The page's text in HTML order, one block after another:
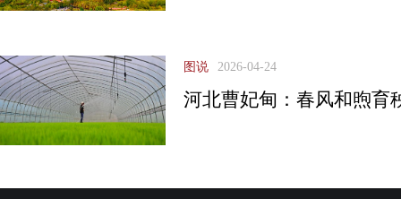
图说 2026-04-24
河北曹妃甸：春风和煦育